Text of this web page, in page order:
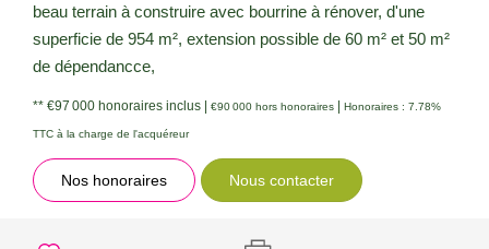
beau terrain à construire avec bourrine à rénover, d'une
superficie de 954 m², extension possible de 60 m² et 50 m²
de dépendancce,
** €97 000 honoraires inclus | €90 000 hors honoraires | Honoraires : 7.78%
TTC à la charge de l'acquéreur
Nos honoraires Nous contacter